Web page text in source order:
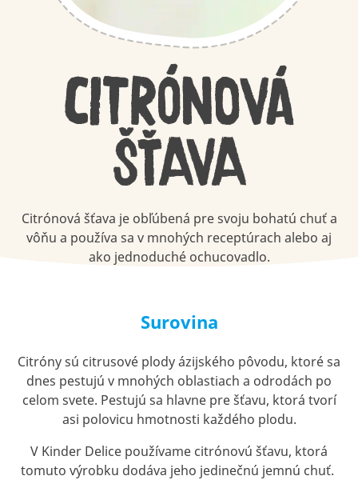
CITRÓNOVÁ
ŠŤAVA
Citrónová šťava je obľúbená pre svoju bohatú chuť a
vôňu a používa sa v mnohých receptúrach alebo aj
ako jednoduché ochucovadlo.
Surovina
Citróny sú citrusové plody ázijského pôvodu, ktoré sa
dnes pestujú v mnohých oblastiach a odrodách po
celom svete. Pestujú sa hlavne pre šťavu, ktorá tvorí
asi polovicu hmotnosti každého plodu.
V Kinder Delice používame citrónovú šťavu, ktorá
tomuto výrobku dodáva jeho jedinečnú jemnú chuť.